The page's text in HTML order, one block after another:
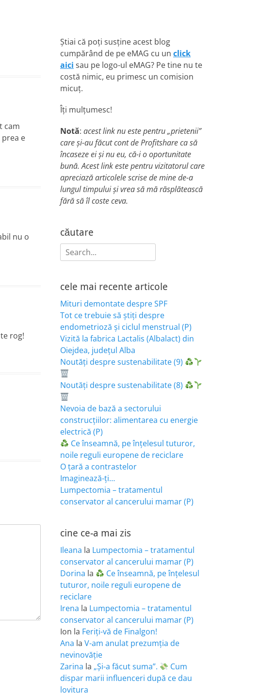
cam
e
nu o
rog!
Știai că poți susține acest blog
cumpărând de pe eMAG cu un click
aici sau pe logo-ul eMAG? Pe tine nu te
costă nimic, eu primesc un comision
micuț.
Îți mulțumesc!
Notă: acest link nu este pentru „prietenii”
care și-au făcut cont de Profitshare ca să
încaseze ei și nu eu, că-i o oportunitate
bună. Acest link este pentru vizitatorul care
apreciază articolele scrise de mine de-a
lungul timpului și vrea să mă răsplătească
fără să îl coste ceva.
căutare
Search
for:
cele mai recente articole
Mituri demontate despre SPF
Tot ce trebuie să știți despre
endometrioză și ciclul menstrual (P)
Vizită la fabrica Lactalis (Albalact) din
Oiejdea, județul Alba
Noutăți despre sustenabilitate (9)
Noutăți despre sustenabilitate (8)
Nevoia de bază a sectorului
construcțiilor: alimentarea cu energie
electrică (P)
Ce înseamnă, pe înțelesul tuturor,
noile reguli europene de reciclare
O țară a contrastelor
Imaginează-ți…
Lumpectomia – tratamentul
conservator al cancerului mamar (P)
cine ce-a mai zis
Ileana la Lumpectomia – tratamentul
conservator al cancerului mamar (P)
Dorina la
Ce înseamnă, pe înțelesul
tuturor, noile reguli europene de
reciclare
Irena la Lumpectomia – tratamentul
conservator al cancerului mamar (P)
Ion la Feriţi-vă de Finalgon!
Ana la V-am anulat prezumția de
nevinovăție
Zarina la „Și-a făcut suma”.
Cum
dispar marii influenceri după ce dau
lovitura